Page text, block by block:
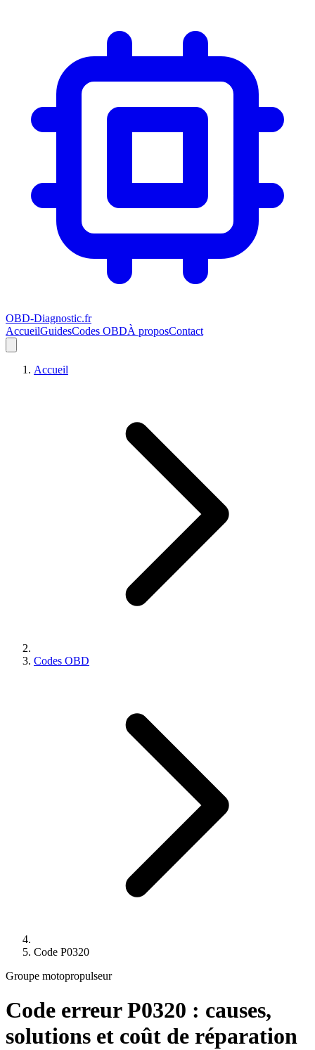
OBD-Diagnostic.fr
AccueilGuidesCodes OBDÀ proposContact
Accueil
Codes OBD
Code P0320
Groupe motopropulseur
Code erreurP0320 : causes,
solutions et coût de réparation